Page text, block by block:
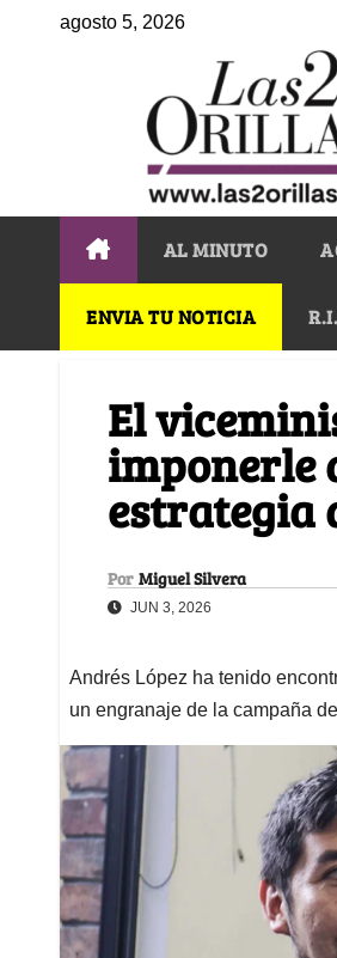
agosto 5, 2026
AL MINUTO
ENVIA TU NOTICIA
El
imponerle
estrategia
Por Miguel Silvera
JUN 3, 2026
Andrés López ha tenido
un engranaje de la campaña